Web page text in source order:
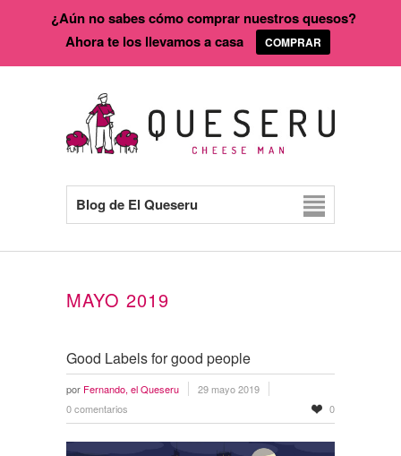
Blog de El Queseru
MAYO 2019
Good Labels for good people
por Fernando, el Queseru
29 mayo 2019
0 comentarios
0
¿Aún no sabes cómo comprar nuestros quesos?
Ahora te los llevamos a casa
COMPRAR